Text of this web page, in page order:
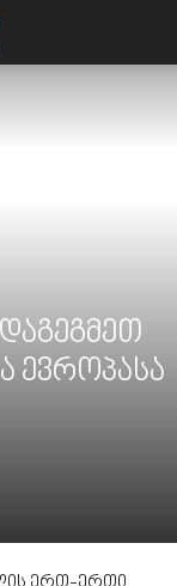
დაგეგმეთ
ევროპასა